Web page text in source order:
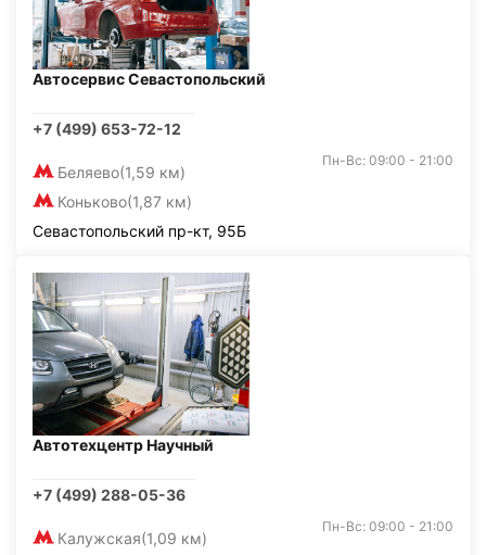
Автосервис Севастопольский
+7 (499) 653-72-12
Беляево(1,59 км)
Коньково(1,87 км)
Пн-Вс: 09:00 - 21:00
Севастопольский пр-кт, 95Б
Автотехцентр Научный
+7 (499) 288-05-36
Калужская(1,09 км)
Пн-Вс: 09:00 - 21:00